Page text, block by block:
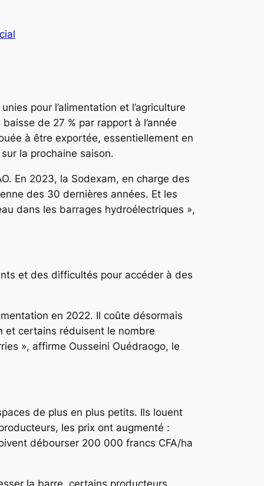
pour l’alimentation et l’agriculture
de 27 % par rapport à l’année
à être exportée, essentiellement en
la prochaine saison.
En 2023, la Sodexam, en charge des
des 30 dernières années. Et les
dans les barrages hydroélectriques »,
et des difficultés pour accéder à des
en 2022. Il coûte désormais
et certains réduisent le nombre
», affirme Ousseini Ouédraogo, le
de plus en plus petits. Ils louent
les prix ont augmenté :
débourser 200 000 francs CFA/ha
la barre, certains producteurs